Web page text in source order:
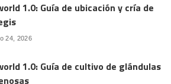
1.0: Guía de ubicación y cría de
24, 2026
1.0: Guía de cultivo de glándulas